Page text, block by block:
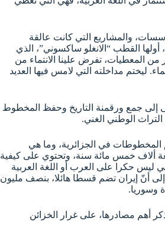
والمشاريع التي كانت عالقة
القطب “الانغلو ساكسوني”، الذي
من المعطيات، تفرض علينا الانتماء من
ليختم مداخلته التي لامس فيها العديد
جمع ورقمنة التاريخ وحفظ المخطوط
الوطني الغني.
في الجزائرية، وما هي
ألاف خمس مائة سنة، وتحتوي على كيفية
ليس حكرا على العرب أو اللغة العربية
أن الموروث المكتوب بالخط العربي يصل إلى سبع ملايين مخطوط، في 350 مكتبة أجنبية، وأشار إلى أنّ إيران تضم قسطا هائلا، بنصف مليون
أهم مصادرها، على غرار الخزائن